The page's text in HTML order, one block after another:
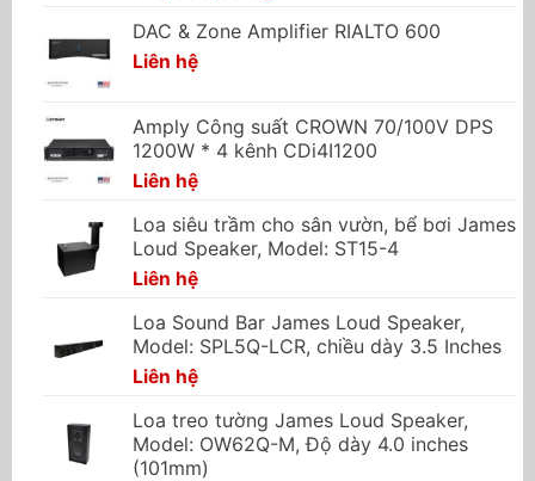
DAC & Zone Amplifier RIALTO 600
Liên hệ
Amply Công suất CROWN 70/100V DPS
1200W * 4 kênh CDi4I1200
Liên hệ
Loa siêu trầm cho sân vườn, bể bơi James
Loud Speaker, Model: ST15-4
Liên hệ
Loa Sound Bar James Loud Speaker,
Model: SPL5Q-LCR, chiều dày 3.5 Inches
Liên hệ
Loa treo tường James Loud Speaker,
Model: OW62Q-M, Độ dày 4.0 inches
(101mm)